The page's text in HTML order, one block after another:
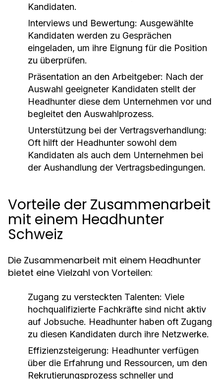
Kandidaten.
Interviews und Bewertung: Ausgewählte
Kandidaten werden zu Gesprächen
eingeladen, um ihre Eignung für die Position
zu überprüfen.
Präsentation an den Arbeitgeber: Nach der
Auswahl geeigneter Kandidaten stellt der
Headhunter diese dem Unternehmen vor und
begleitet den Auswahlprozess.
Unterstützung bei der Vertragsverhandlung:
Oft hilft der Headhunter sowohl dem
Kandidaten als auch dem Unternehmen bei
der Aushandlung der Vertragsbedingungen.
Vorteile der Zusammenarbeit
mit einem Headhunter
Schweiz
Die Zusammenarbeit mit einem Headhunter
bietet eine Vielzahl von Vorteilen:
Zugang zu versteckten Talenten: Viele
hochqualifizierte Fachkräfte sind nicht aktiv
auf Jobsuche. Headhunter haben oft Zugang
zu diesen Kandidaten durch ihre Netzwerke.
Effizienzsteigerung: Headhunter verfügen
über die Erfahrung und Ressourcen, um den
Rekrutierungsprozess schneller und